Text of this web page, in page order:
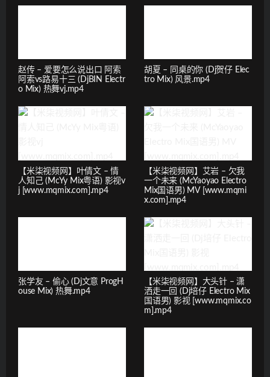
赵传 – 爱要怎么说出口 阿索
阿索vs路易十三 (DjBIN Electr
o Mix) 热舞vj.mp4
胡夏 – 同桌的你 (Dj贺仔 Elec
tro Mix) 风景.mp4
【米柒视频网】叶倩文 – 情
人知己 (McYy Mix粤语) 影视v
j [www.mqmix.com].mp4
【米柒视频网】艾岩 – 欠我
一个未来 (McYaoyao Electro
Mix国语男) MV [www.mqmi
x.com].mp4
张学友 – 偷心 (Dj文意 ProgH
ouse Mix) 热舞.mp4
【米柒视频网】大头针 – 潇
洒走一回 (Dj培仔 Electro Mix
国语男) 影视 [www.mqmix.co
m].mp4